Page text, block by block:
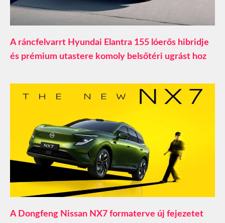
A ráncfelvarrt Hyundai Elantra 155 lóerős hibridje
és prémium utastere komoly belsőtéri ugrást hoz
A Dongfeng Nissan NX7 formaterve új fejezetet